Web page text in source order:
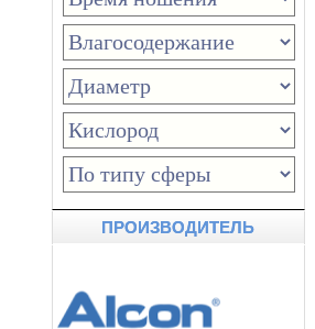
ПРОИЗВОДИТЕЛЬ